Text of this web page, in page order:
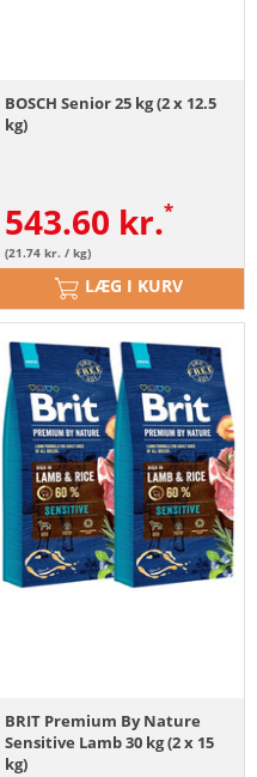
BOSCH Senior 25 kg (2 x 12.5
kg)
543.60 kr.
(21.74 kr. / kg)
LÆG I KURV
BRIT Premium By Nature
Sensitive Lamb 30 kg (2 x 15
kg)